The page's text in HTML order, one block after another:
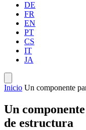
DE
FR
EN
PT
CS
IT
JA
Inicio Un componente
Un
de estructura